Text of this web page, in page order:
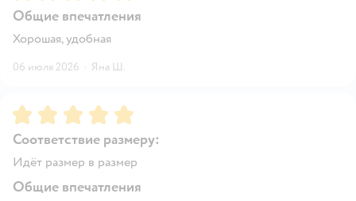
Общие впечатления
Хорошая, удобная
06 июля 2026 · Яна Ш.
Рейтинг:5
Соответствие размеру:
Идёт размер в размер
Общие впечатления